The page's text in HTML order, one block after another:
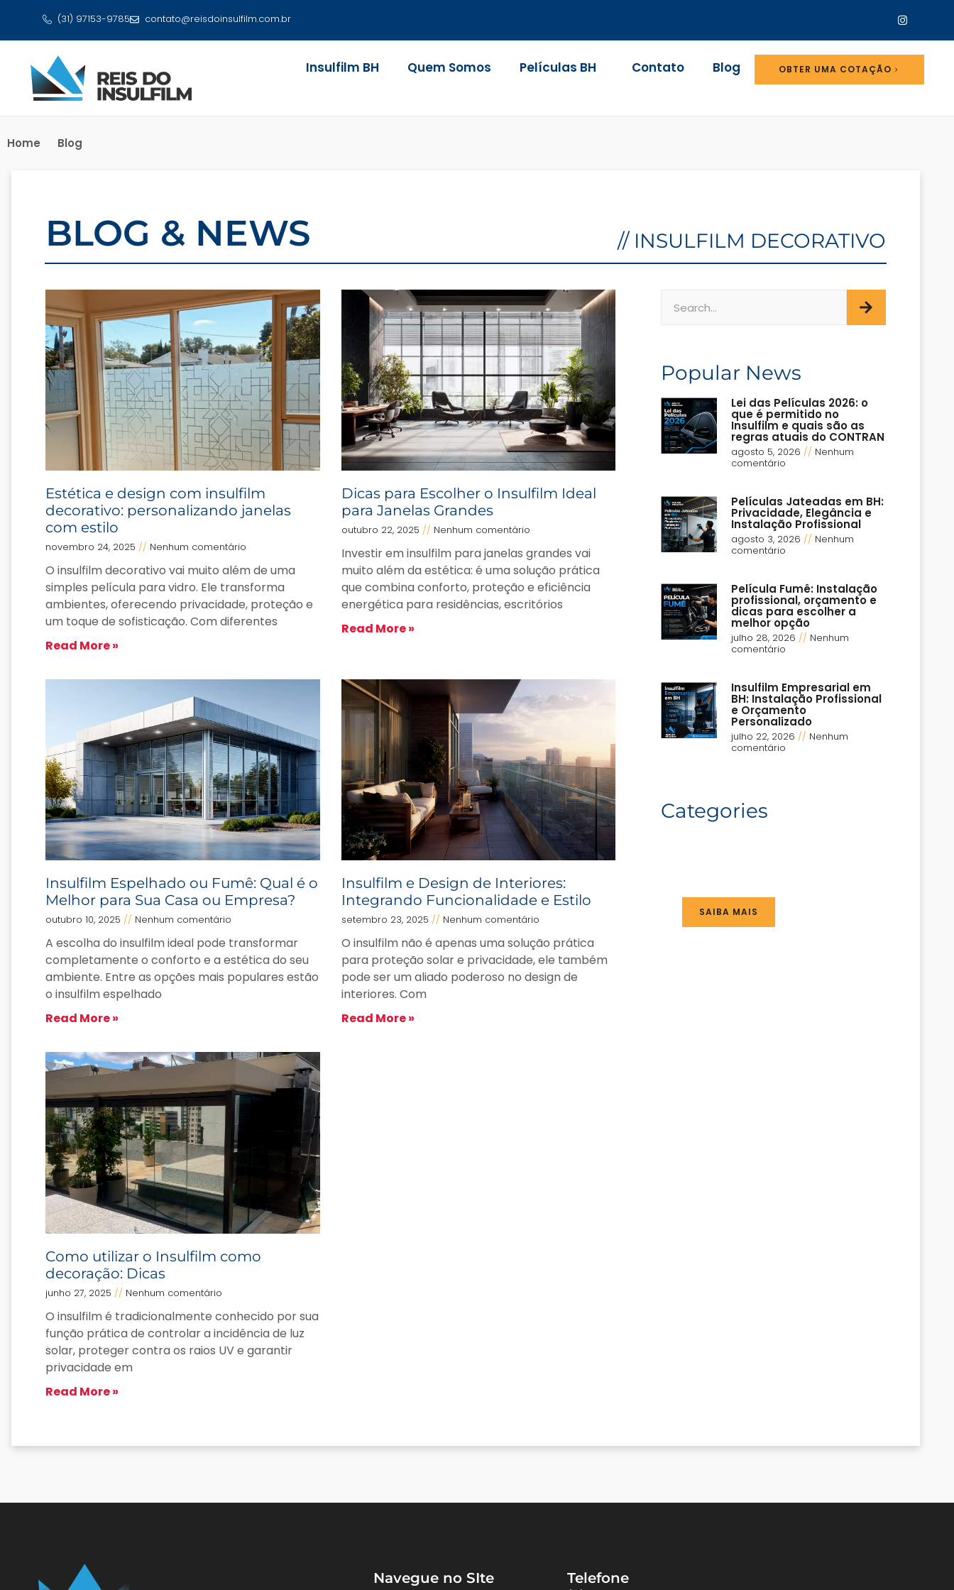
(31) 97153-9785 contato@reisdoinsulfilm.com.br
Insulfilm BH Quem Somos Películas BH Contato Blog OBTER UMA COTAÇÃO
Home Blog
BLOG & NEWS // INSULFILM DECORATIVO
Estética e design com insulfilm
decorativo: personalizando janelas
com estilo
novembro 24, 2025 Nenhum comentário
O insulfilm decorativo vai muito além de uma
simples película para vidro. Ele transforma
ambientes, oferecendo privacidade, proteção e
um toque de sofisticação. Com diferentes
Read More »
Dicas para Escolher o Insulfilm Ideal
para Janelas Grandes
outubro 22, 2025 Nenhum comentário
Investir em insulfilm para janelas grandes vai
muito além da estética: é uma solução prática
que combina conforto, proteção e eficiência
energética para residências, escritórios
Read More »
Insulfilm Espelhado ou Fumê: Qual é o
Melhor para Sua Casa ou Empresa?
outubro 10, 2025 Nenhum comentário
A escolha do insulfilm ideal pode transformar
completamente o conforto e a estética do seu
ambiente. Entre as opções mais populares estão
o insulfilm espelhado
Read More »
Insulfilm e Design de Interiores:
Integrando Funcionalidade e Estilo
setembro 23, 2025 Nenhum comentário
O insulfilm não é apenas uma solução prática
para proteção solar e privacidade, ele também
pode ser um aliado poderoso no design de
interiores. Com
Read More »
Como utilizar o Insulfilm como
decoração: Dicas
junho 27, 2025 Nenhum comentário
O insulfilm é tradicionalmente conhecido por sua
função prática de controlar a incidência de luz
solar, proteger contra os raios UV e garantir
privacidade em
Read More »
Popular News
Lei das Películas 2026: o
que é permitido no
Insulfilm e quais são as
regras atuais do CONTRAN
agosto 5, 2026
Nenhum
comentário
Películas Jateadas em BH:
Privacidade, Elegância e
Instalação Profissional
agosto 3, 2026
Nenhum
comentário
Película Fumê: Instalação
profissional, orçamento e
dicas para escolher a
melhor opção
julho 28, 2026
Nenhum
comentário
Insulfilm Empresarial em
BH: Instalação Profissional
e Orçamento
Personalizado
julho 22, 2026
Nenhum
comentário
Categories
SAIBA MAIS
Navegue no SIte Telefone